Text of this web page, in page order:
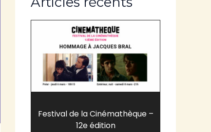
Festival de la Cinémathèque –
12e édition